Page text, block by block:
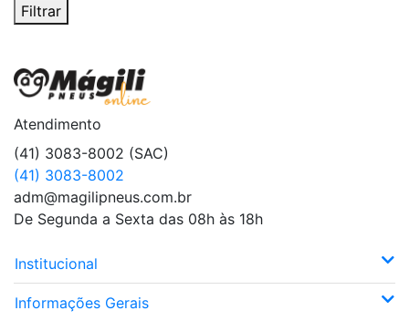
Filtrar
Atendimento
(41) 3083-8002 (SAC)
(41) 3083-8002
adm@magilipneus.com.br
De Segunda a Sexta das 08h às 18h
Institucional
Informações Gerais